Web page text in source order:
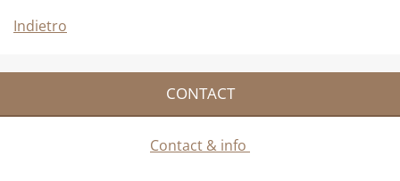
Indietro
CONTACT
Contact & info